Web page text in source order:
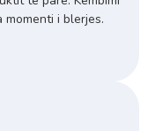
i blerjes.